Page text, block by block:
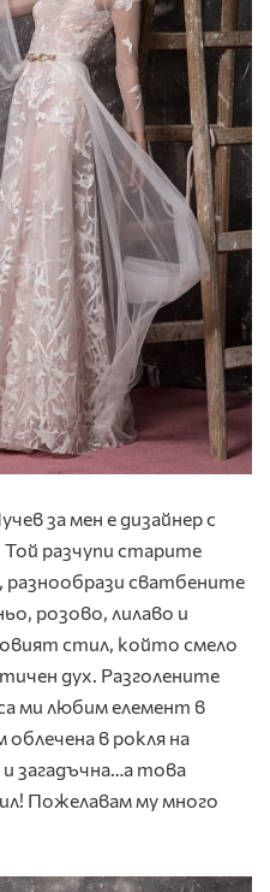
за мен е дизайнер с
Той разчупи старите
сватбените
розово, лилаво и
стил, който смело
дух. Разголените
ми любим елемент в
в рокля на
загадъчна…а това
Пожелавам му много